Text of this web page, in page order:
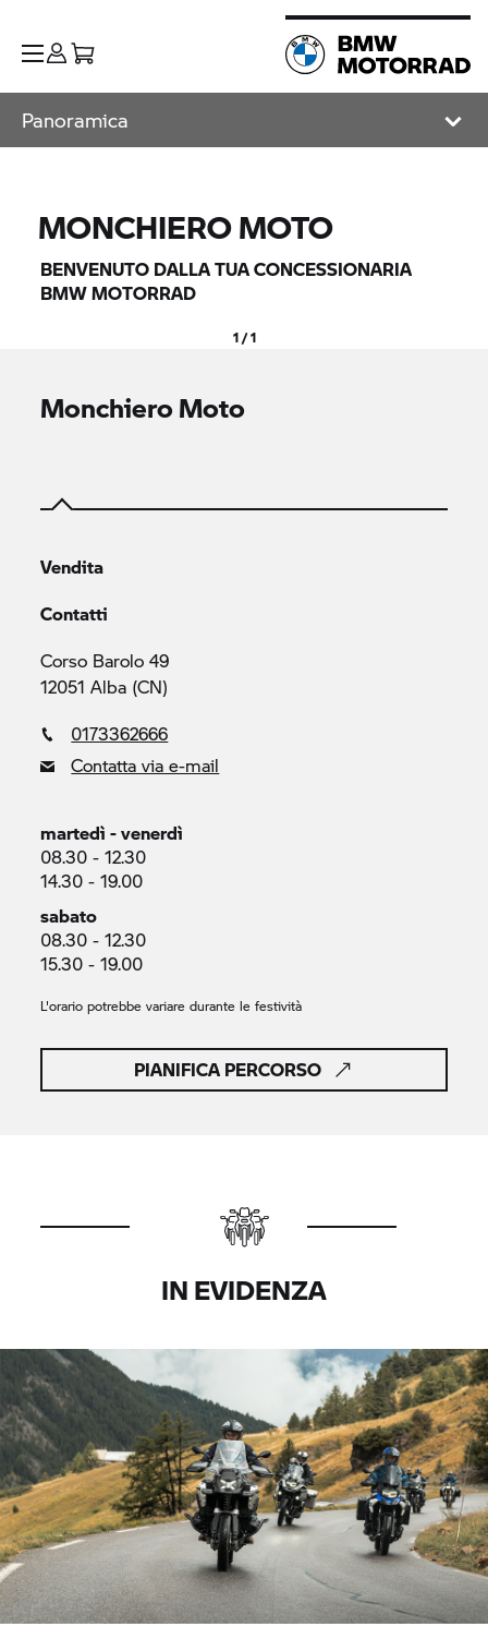
Panoramica
MONCHIERO MOTO
BENVENUTO DALLA TUA CONCESSIONARIA
BMW MOTORRAD
1 / 1
Monchiero Moto
Vendita
Contatti
Corso Barolo 49
12051 Alba (CN)
0173362666
Contatta via e-mail
martedì - venerdì
08.30 - 12.30
14.30 - 19.00
sabato
08.30 - 12.30
15.30 - 19.00
L'orario potrebbe variare durante le festività
PIANIFICA PERCORSO
IN EVIDENZA